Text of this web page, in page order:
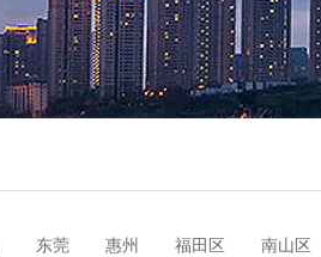
东莞 惠州 福田区 南山区